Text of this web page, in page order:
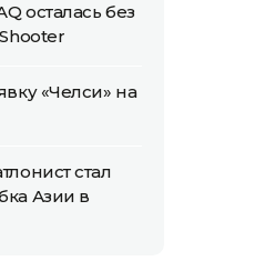
осталась без
«Челси» на
стал
Азии в